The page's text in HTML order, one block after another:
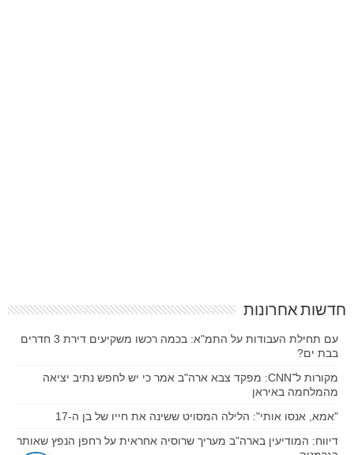
חדשות אחרונות
עם תחילת העבודות על התמ"א: בכמה רכשו משקיעים דירת 3 חדרים
בבת ים?
מקורות ל־CNN: מפקד צבא ארה"ב אמר כי יש לחפש נתיב יציאה
מהמלחמה באיראן
"אמא, אנסו אותי": הלילה המסויט ששינה את חייו של בן ה-17
דיווח: המודיעין בארה"ב מעריך שרוסיה אחראית על רחפן הנפץ שאותר